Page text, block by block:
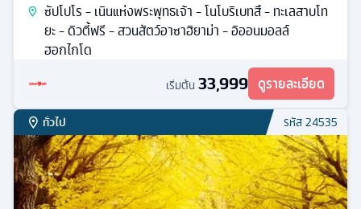
ซัปโปโร - เนินแห่งพระพุทธเจ้า - โนโบริเบทสึ - ทะเลสาบโท
ยะ - ดิวตี้ฟรี - สวนสัตว์อาซาฮิยาม่า - อิออนมอลล์
ฮอกไกโด
เริ่มต้น 33,999 ดูรายละเอียด
ทั่วไป รหัส24535